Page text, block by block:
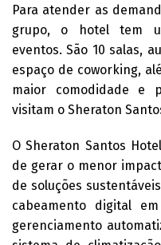
Para atender as
grupo, o hotel tem
eventos. São 10 salas,
espaço de coworking,
maior comodidade e
visitam o Sheraton
O Sheraton Santos
de gerar o menor
de soluções
cabeamento digital
gerenciamento